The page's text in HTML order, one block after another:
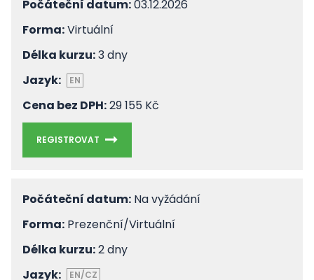
Počáteční datum:03.12.2026
Forma:Virtuální
Délka kurzu:3 dny
Jazyk:
EN
Cena bez DPH:29 155 Kč
REGISTROVAT
Počáteční datum: Na vyžádání
Forma: Prezenční/Virtuální
Délka kurzu:2 dny
Jazyk:
EN/CZ